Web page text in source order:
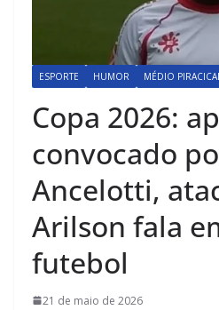
ESPORTE HUMOR MÉDIO
Copa 2026:
convocado
Ancelotti,
Arilson fala
futebol
21 de maio de 2026